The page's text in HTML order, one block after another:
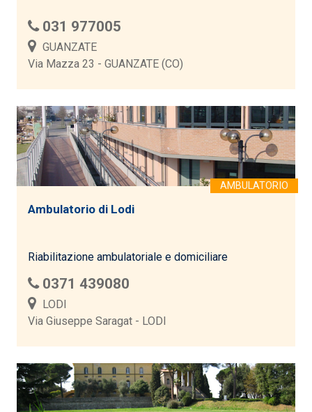
031 977005
GUANZATE
Via Mazza 23 - GUANZATE (CO)
Ambulatorio di Lodi
Riabilitazione ambulatoriale e domiciliare
0371 439080
LODI
Via Giuseppe Saragat - LODI